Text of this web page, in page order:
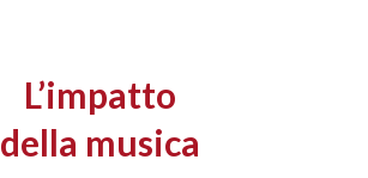
L’impatto
della musica